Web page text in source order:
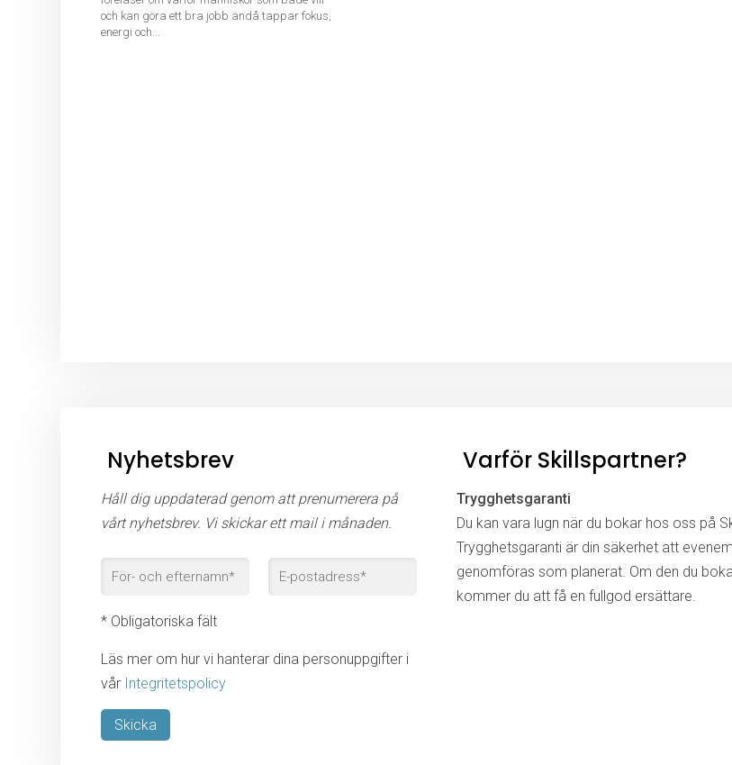
och kan göra ett bra jobb ändå tappar fokus,
energi och...
Nyhetsbrev
Håll dig uppdaterad genom att prenumerera på
vårt nyhetsbrev. Vi skickar ett mail i månaden.
* Obligatoriska fält
Läs mer om hur vi hanterar dina personuppgifter i
vår Integritetspolicy
Varför Skillspartner?
Trygghetsgaranti
Du kan vara lugn när du bokar hos oss på
Trygghetsgaranti är din säkerhet att
genomföras som planerat. Om den du
kommer du att få en fullgod ersättare.